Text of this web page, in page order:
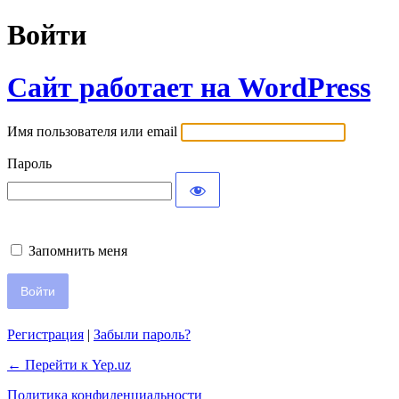
Войти
Сайт работает на WordPress
Имя пользователя или email
Пароль
Запомнить меня
Регистрация | Забыли пароль?
← Перейти к Yep.uz
Политика конфиденциальности